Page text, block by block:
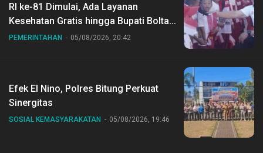
RI ke-81 Dimulai, Ada Layanan
Kesehatan Gratis hingga Bupati Boltara
Dr Sirajudin Lasena Ikut Jalan Sehat
PEMERINTAHAN 05/08/2026, 20:42
Efek El Nino, Polres Bitung Perkuat
Sinergitas
SOSIAL KEMASYARAKATAN 05/08/2026, 19:46